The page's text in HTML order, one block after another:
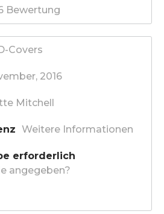
Bewertung
Covers
2016
Mitchell
Weitere Informationen
erforderlich
angegeben?